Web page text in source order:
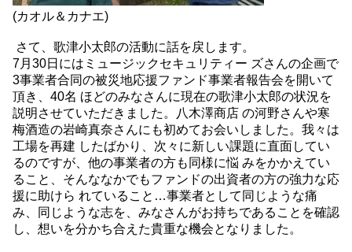
(カオル＆カナエ)
さて、歌津小太郎の活動に話を戻します。
7月30日にはミュージックセキュリティー ズさんの企画で
3事業者合同の被災地応援ファンド事業者報告会を開いて
頂き、40名 ほどのみなさんに現在の歌津小太郎の状況を
説明させていただきました。八木澤商店 の河野さんや寒
梅酒造の岩崎真奈さんにも初めてお会いしました。我々は
工場を再建 したばかり、次々に新しい課題に直面してい
るのですが、他の事業者の方も同様に悩 みをかかえてい
ること、そんななかでもファンドの出資者の方の強力な応
援に助けら れていること…事業者として同じような痛
み、同じような志を、みなさんがお持ちであることを確認
し、想いを分かち合えた貴重な機会となりました。